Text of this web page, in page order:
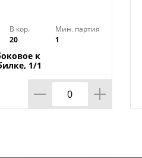
В кор.
20
Мин. партия
1
к
1/1